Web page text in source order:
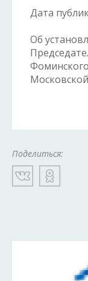
Дата
Об
Поделиться: